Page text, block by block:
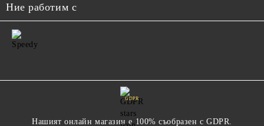
Ние работим с
GDPR
Нашият онлайн магазин е 100% съобразен с GDPR.